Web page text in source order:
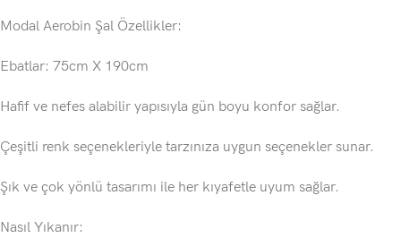
Modal Aerobin Şal Özellikler:
Ebatlar: 75cm X 190cm
Hafif ve nefes alabilir yapısıyla gün boyu konfor sağlar.
Çeşitli renk seçenekleriyle tarzınıza uygun seçenekler sunar.
Şık ve çok yönlü tasarımı ile her kıyafetle uyum sağlar.
Nasıl Yıkanır: